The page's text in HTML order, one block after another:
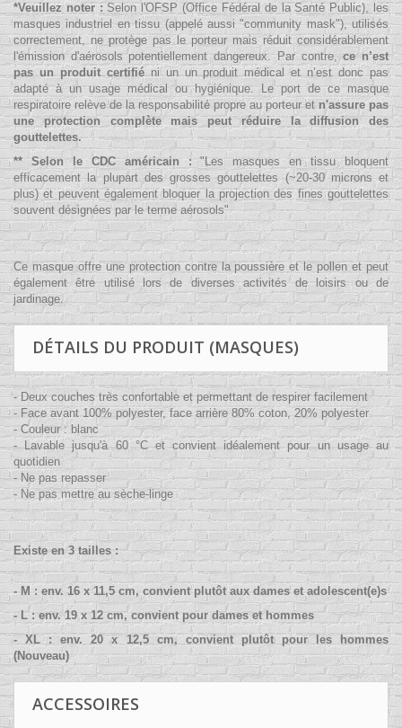
*Veuillez noter :Selon l'OFSP (Office Fédéral de la Santé Public), les
masques industriel en tissu (appelé aussi "community mask"), utilisés
correctement, ne protège pas le porteur mais réduit considérablement
l'émission d'aérosols potentiellement dangereux. Par contre,ce n’est
pas un produit certifiéni un un produit médical et n’est donc pas
adapté à un usage médical ou hygiénique. Le port de ce masque
respiratoire relève de la responsabilité propre au porteur et n'assure pas
une protection complète mais peut réduire la diffusion des
gouttelettes.
** Selon le CDC américain :"Les masques en tissu bloquent
efficacement la plupart des grosses gouttelettes (~20-30 microns et
plus) et peuvent également bloquer la projection des fines gouttelettes
souvent désignées par le terme aérosols"
Ce masque offre une protection contre la poussière et le pollen et peut
également être utilisé lors de diverses activités de loisirs ou de
jardinage.
DÉTAILS DU PRODUIT (MASQUES)
- Deux couches très confortable et permettant de respirer facilement
- Face avant 100% polyester, face arrière 80% coton, 20% polyester
- Couleur : blanc
- Lavable jusqu'à 60 °Cet convient idéalement pour un usage au
quotidien
- Ne pas repasser
- Ne pas mettre au sèche-linge
Existe en 3tailles :
- M : env. 16 x 11,5 cm, convient plutôt aux dames et adolescent(e)s
- L : env. 19 x 12 cm, convient pour dames et hommes
- XL : env. 20 x 12,5 cm, convient plutôt pour les hommes
(Nouveau)
ACCESSOIRES